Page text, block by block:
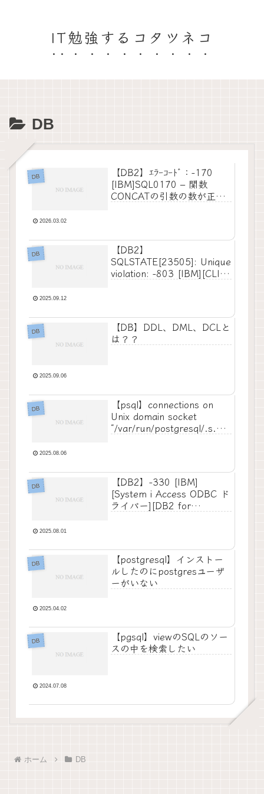
IT勉強するコタツネコ
DB
DB
【DB2】ｴﾗｰｺｰﾄﾞ：-170
[IBM]SQL0170 – 関数
CONCATの引数の数が正し
2026.03.02
DB
【DB2】
SQLSTATE[23505]: Unique
violation: -803 [IBM][CLI
2025.09.12
DB
【DB】DDL、DML、DCLと
は？？
2025.09.06
DB
【psql】connections on
Unix domain socket
“/var/run/postgresql/.s.PG
2025.08.06
DB
【DB2】-330 [IBM]
[System i Access ODBC ド
ライバー][DB2 for
2025.08.01
DB
【postgresql】インストー
ルしたのにpostgresユーザ
ーがいない
2025.04.02
DB
【pgsql】viewのSQLのソー
スの中を検索したい
2024.07.08
ホーム DB